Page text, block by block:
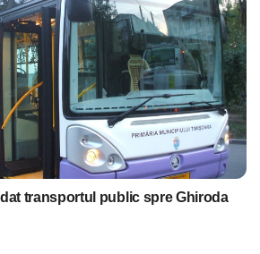
transportul public spre Ghiroda